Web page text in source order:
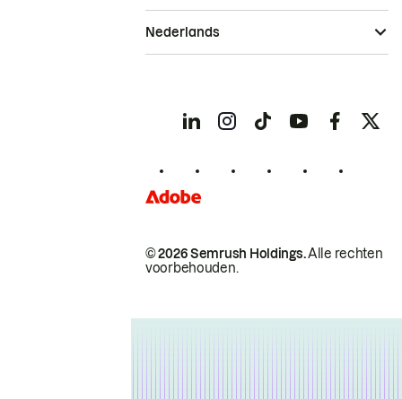
© 2026 Semrush Holdings.Alle rechten
voorbehouden.
Nederlands